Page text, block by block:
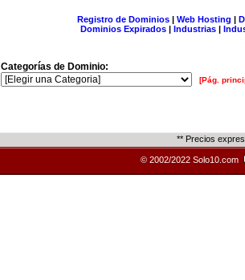
Registro de Dominios| Web Hosting |
Dominios Expirados | Industrias |
Categorías de Dominio:
[Pág.
** Precios
© 2002/2022 Solo10.com